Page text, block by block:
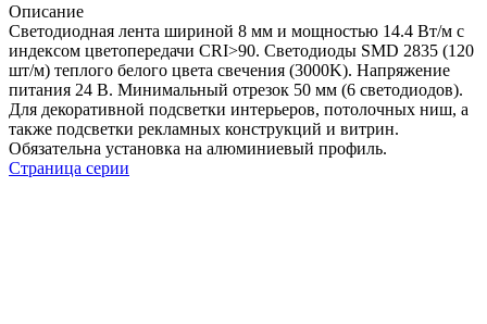
Описание
Светодиодная лента шириной 8 мм и мощностью 14.4 Вт/м с
индексом цветопередачи CRI>90. Светодиоды SMD 2835 (120
шт/м) теплого белого цвета свечения (3000K). Напряжение
питания 24 В. Минимальный отрезок 50 мм (6 светодиодов).
Для декоративной подсветки интерьеров, потолочных ниш, а
также подсветки рекламных конструкций и витрин.
Обязательна установка на алюминиевый профиль.
Страница серии